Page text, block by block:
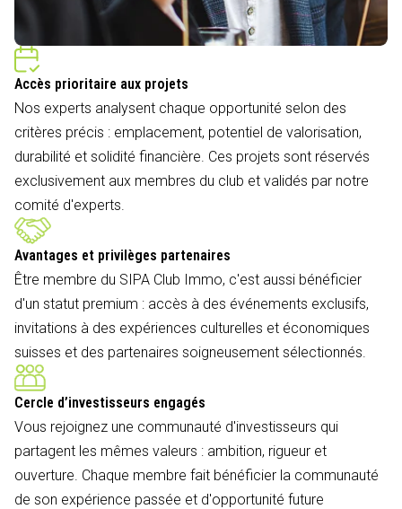
Accès prioritaire aux projets
Nos experts analysent chaque opportunité selon des
critères précis : emplacement, potentiel de valorisation,
durabilité et solidité financière. Ces projets sont réservés
exclusivement aux membres du club et validés par notre
comité d'experts.
Avantages et privilèges partenaires
Être membre du SIPA Club Immo, c'est aussi bénéficier
d'un statut premium : accès à des événements exclusifs,
invitations à des expériences culturelles et économiques
suisses et des partenaires soigneusement sélectionnés.
Cercle d’investisseurs engagés
Vous rejoignez une communauté d'investisseurs qui
partagent les mêmes valeurs : ambition, rigueur et
ouverture. Chaque membre fait bénéficier la communauté
de son expérience passée et d'opportunité future